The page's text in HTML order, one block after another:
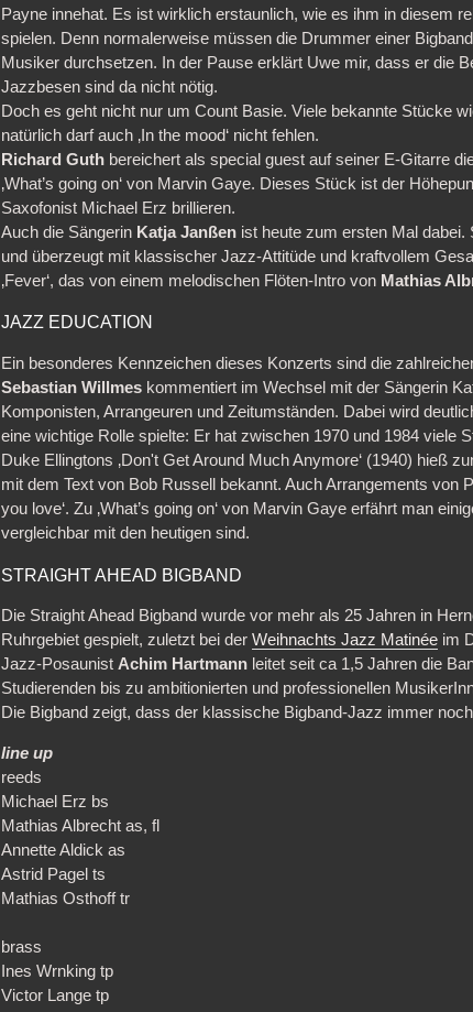
Payne innehat. Es ist wirklich erstaunlich, wie es ihm in diesem
spielen. Denn normalerweise müssen die Drummer einer
Musiker durchsetzen. In der Pause erklärt Uwe mir, dass er die
Jazzbesen sind da nicht nötig.
Doch es geht nicht nur um Count Basie. Viele bekannte Stücke
natürlich darf auch ‚In the mood‘ nicht fehlen.
Richard Guth bereichert als special guest auf seiner E-Gitarre
‚What’s going on‘ von Marvin Gaye. Dieses Stück ist der
Saxofonist Michael Erz brillieren.
Auch die Sängerin Katja Janßen ist heute zum ersten Mal dabei.
und überzeugt mit klassischer Jazz-Attitüde und kraftvollem
‚Fever‘, das von einem melodischen Flöten-Intro von Mathias
JAZZ EDUCATION
Ein besonderes Kennzeichen dieses Konzerts sind die
Sebastian Willmes kommentiert im Wechsel mit der Sängerin
Komponisten, Arrangeuren und Zeitumständen. Dabei wird
eine wichtige Rolle spielte: Er hat zwischen 1970 und 1984 viele
Duke Ellingtons ‚Don't Get Around Much Anymore‘ (1940) hieß
mit dem Text von Bob Russell bekannt. Auch Arrangements von
you love‘. Zu ‚What’s going on‘ von Marvin Gaye erfährt man
vergleichbar mit den heutigen sind.
STRAIGHT AHEAD BIGBAND
Die Straight Ahead Bigband wurde vor mehr als 25 Jahren in
Ruhrgebiet gespielt, zuletzt bei derWeihnachts Jazz Matinée im
Jazz-PosaunistAchim Hartmann leitet seit ca 1,5 Jahren die
Studierenden bis zu ambitionierten und professionellen
Die Bigband zeigt, dass der klassische Bigband-Jazz immer
line up
reeds
Michael Erz bs
Mathias Albrecht as, fl
Annette Aldick as
Astrid Pagel ts
Mathias Osthoff tr
brass
Ines Wrnking tp
Victor Lange tp